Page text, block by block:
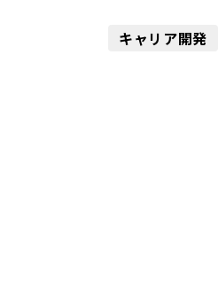
キャリア開発